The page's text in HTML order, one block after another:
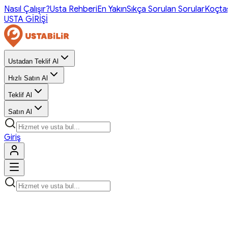
Nasıl Çalışır?Usta RehberiEn YakınSıkça Sorulan Sorular
USTA GİRİŞİ
Ustadan Teklif Al
Hızlı Satın Al
Teklif Al
Satın Al
Giriş